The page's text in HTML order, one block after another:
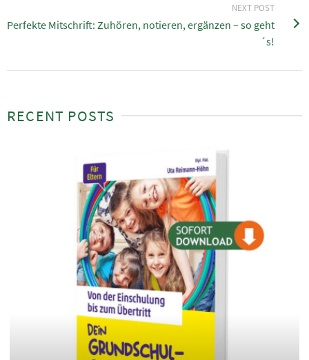
NEXT POST
Perfekte Mitschrift: Zuhören, notieren, ergänzen – so geht
´s!
RECENT POSTS